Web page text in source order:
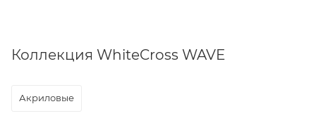
Коллекция WhiteCross WAVE
Акриловые